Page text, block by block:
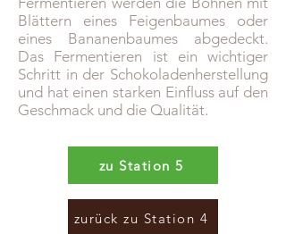
Blättern eines Feigenbaumes oder
eines Bananenbaumes abgedeckt.
Das Fermentieren ist ein wichtiger
Schritt in der Schokoladenherstellung
und hat einen starken Einfluss auf den
Geschmack und die Qualität.
zu Station 5
zurück zu Station 4